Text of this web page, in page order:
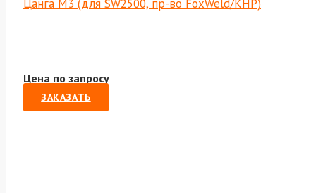
Цанга М3 (для SW2500, пр-во FoxWeld/КНР)
Цена по запросу
ЗАКАЗАТЬ